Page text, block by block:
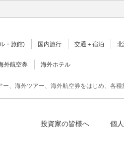
・旅館) 国内旅行 交通＋宿泊
外航空券 海外ホテル
ー、海外ツアー、海外航空券をはじめ、各
投資家の皆様へ 個